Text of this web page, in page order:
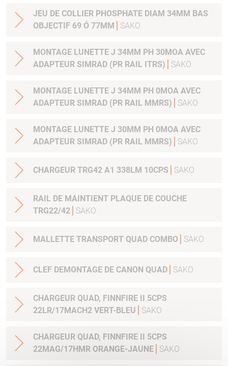
JEU DE COLLIER PHOSPHATE DIAM 34MM BAS
OBJECTIF 69 Ó 77MM
SAKO
MONTAGE LUNETTE J 34MM PH 30MOA AVEC
ADAPTEUR SIMRAD (PR RAIL ITRS)
SAKO
MONTAGE LUNETTE J 34MM PH 0MOA AVEC
ADAPTEUR SIMRAD (PR RAIL MMRS)
SAKO
MONTAGE LUNETTE J 30MM PH 0MOA AVEC
ADAPTEUR SIMRAD (PR RAIL MMRS)
SAKO
CHARGEUR TRG42 A1 338LM 10CPS SAKO
RAIL DE MAINTIENT PLAQUE DE COUCHE
TRG22/42
SAKO
MALLETTE TRANSPORT QUAD COMBO SAKO
CLEF DEMONTAGE DE CANON QUAD SAKO
CHARGEUR QUAD, FINNFIRE II 5CPS
22LR/17MACH2 VERT-BLEU
SAKO
CHARGEUR QUAD, FINNFIRE II 5CPS
22MAG/17HMR ORANGE-JAUNE
SAKO